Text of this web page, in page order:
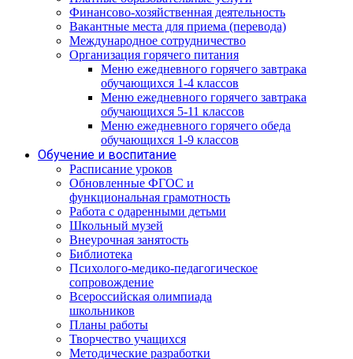
Финансово-хозяйственная деятельность
Вакантные места для приема (перевода)
Международное сотрудничество
Организация горячего питания
Меню ежедневного горячего завтрака
обучающихся 1-4 классов
Меню ежедневного горячего завтрака
обучающихся 5-11 классов
Меню ежедневного горячего обеда
обучающихся 1-9 классов
Обучение и воспитание
Расписание уроков
Обновленные ФГОС и
функциональная грамотность
Работа с одаренными детьми
Школьный музей
Внеурочная занятость
Библиотека
Психолого-медико-педагогическое
сопровождение
Всероссийская олимпиада
школьников
Планы работы
Творчество учащихся
Методические разработки